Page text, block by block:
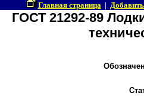
Главная страница|
ГОСТ 21292-89